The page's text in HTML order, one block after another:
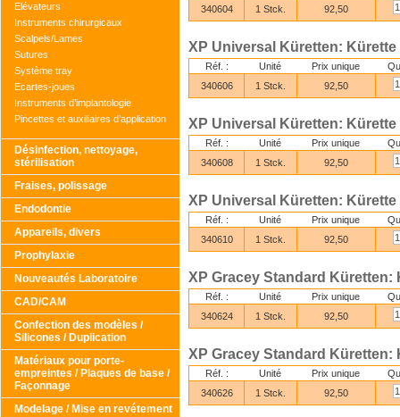
Elévateurs
Instruments chirurgicaux
Scalpels/Lames
Sutures
Système tray
Ecartes-joues
Instruments d’implantologie
Pincettes et auxiliaires d’application
Désinfection, nettoyage,
stérilisation
Fraises, polissage
Endodontie
Appareils, divers
Prophylaxie
Nouveautés Laboratoire
CAD/CAM
Confection des modèles /
Silicones / Duplication
Matériaux pour porte-
empreintes / Plaques de base /
Façonnage
Modelage / Mise en revétement
340604
1 Stck. 92,50
XP Universal Küretten: Kürette
Réf. : Unité Prix unique
340606
1 Stck. 92,50
XP Universal Küretten: Kürette
Réf. : Unité Prix unique
340608
1 Stck. 92,50
XP Universal Küretten:
Réf. : Unité Prix unique
340610
1 Stck. 92,50
XP Gracey Standard Küretten:
Réf. : Unité Prix unique
340624
1 Stck. 92,50
XP Gracey Standard Küretten:
Réf. : Unité Prix unique
340626
1 Stck. 92,50